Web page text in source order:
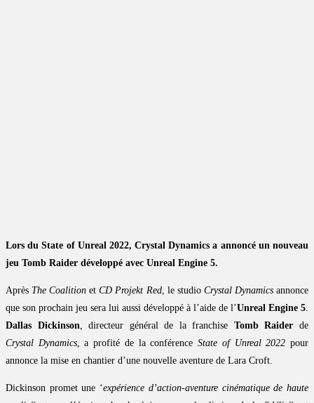
Lors du State of Unreal 2022, Crystal Dynamics a annoncé un nouveau
jeu Tomb Raider développé avec Unreal Engine 5.
Après The Coalition etCD Projekt Red, le studio Crystal Dynamicsannonce
que son prochain jeu sera lui aussi développé à l’aide de l’Unreal Engine 5.
Dallas Dickinson, directeur général de la franchise Tomb Raider de
Crystal Dynamics, a profité de la conférenceState of Unreal 2022 pour
annonce la mise en chantier d’une nouvelle aventure de Lara Croft.
Dickinson promet une ‘expérience d’action-aventure cinématique de haute